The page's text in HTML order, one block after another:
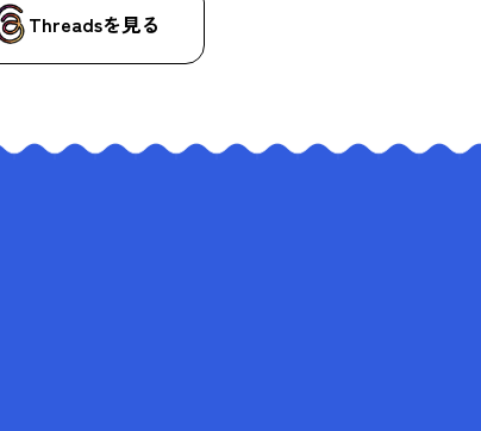
Threadsを見る